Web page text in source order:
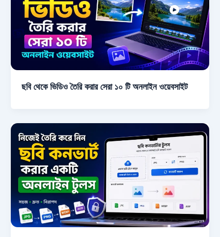
ছবি থেকে ভিডিও তৈরি করার সেরা ১০ টি অনলাইন ওয়েবসাইট